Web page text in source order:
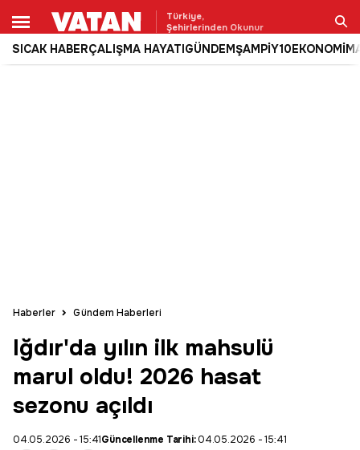
Türkiye,
Şehirlerinden Okunur
SICAK HABERÇALIŞMA HAYATIGÜNDEMŞAMPİY10EKONOMİ
Ara
Haberler Gündem Haberleri
Iğdır'da yılın ilk mahsulü
marul oldu! 2026 hasat
sezonu açıldı
04.05.2026 - 15:41Güncellenme Tarihi:04.05.2026 - 15:41